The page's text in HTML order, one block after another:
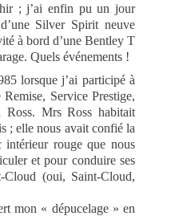
; j’ai enfin pu un jour
Silver Spirit neuve
à bord d’une Bentley T
Quels événements !
lorsque j’ai participé à
Service Prestige,
Ross. Mrs Ross habitait
; elle nous avait confié la
rouge que nous
et pour conduire ses
Cloud (oui, Saint-Cloud,
mon « dépucelage » en